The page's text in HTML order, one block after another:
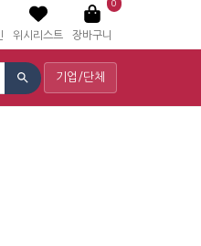
위시리스트
0
장바구니
기업/단체